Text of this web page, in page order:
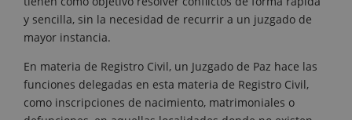
y sencilla, sin la necesidad de recurrir a un juzgado de
mayor instancia.
En materia de Registro Civil, un Juzgado de Paz hace las
funciones delegadas en esta materia de Registro Civil,
como inscripciones de nacimiento, matrimoniales o